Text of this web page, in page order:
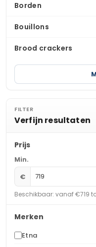
Borden
Bouillons
Brood crackers
FILTER
Verfijn resultaten
Prijs
Min.
€
Beschikbaar: vanaf €719
Merken
Etna